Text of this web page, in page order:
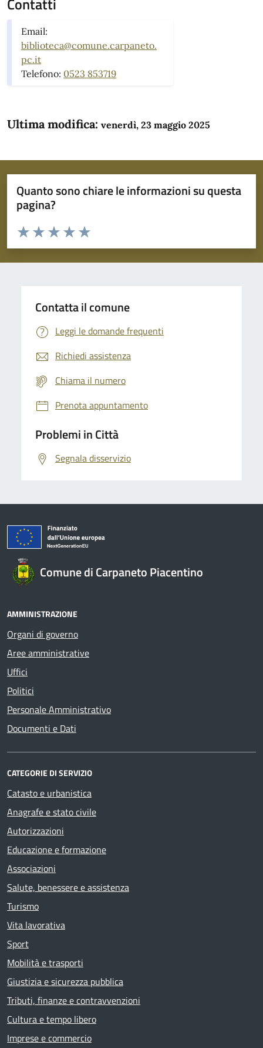
Email:
biblioteca@comune.carpaneto.
pc.it
Telefono: 0523 853719
Ultima modifica: venerdì, 23 maggio 2025
Quanto sono chiare le informazioni su questa
pagina?
Domanda
Valuta da 1 a 5 stelle la pagina
Valuta 5 stelle su 5
Valuta 4 stelle su 5
Valuta 3 stelle su 5
Valuta 2 stelle su 5
Valuta 1 stelle su 5
Contatta il comune
Leggi le domande frequenti
Richiedi assistenza
Chiama il numero
Prenota appuntamento
Problemi in Città
Segnala disservizio
Comune di Carpaneto Piacentino
AMMINISTRAZIONE
Organi di governo
Aree amministrative
Uffici
Politici
Personale Amministrativo
Documenti e Dati
CATEGORIE DI SERVIZIO
Catasto e urbanistica
Anagrafe e stato civile
Autorizzazioni
Educazione e formazione
Associazioni
Salute, benessere e assistenza
Turismo
Vita lavorativa
Sport
Mobilità e trasporti
Giustizia e sicurezza pubblica
Tributi, finanze e contravvenzioni
Cultura e tempo libero
Imprese e commercio